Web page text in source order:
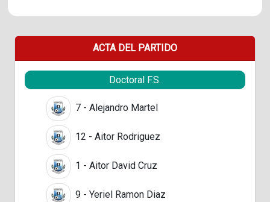
ACTA DEL PARTIDO
Doctoral F.S.
7 - Alejandro Martel
12 - Aitor Rodriguez
1 - Aitor David Cruz
9 - Yeriel Ramon Diaz